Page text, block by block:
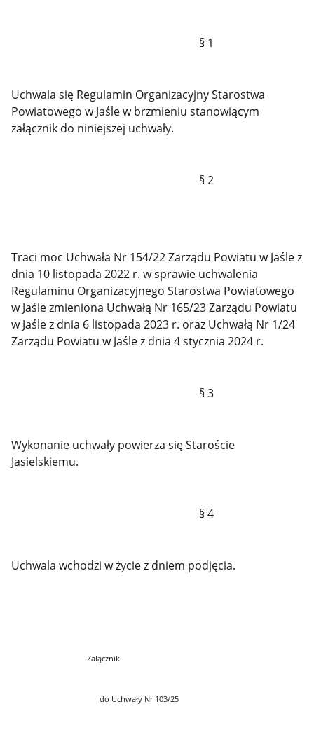
§ 1
Uchwala się Regulamin Organizacyjny Starostwa
Powiatowego w Jaśle w brzmieniu stanowiącym
załącznik do niniejszej uchwały.
§ 2
Traci moc Uchwała Nr 154/22 Zarządu Powiatu w Jaśle z
dnia 10 listopada 2022 r. w sprawie uchwalenia
Regulaminu Organizacyjnego Starostwa Powiatowego
w Jaśle zmieniona Uchwałą Nr 165/23 Zarządu Powiatu
w Jaśle z dnia 6 listopada 2023 r. oraz Uchwałą Nr 1/24
Zarządu Powiatu w Jaśle z dnia 4 stycznia 2024 r.
§ 3
Wykonanie uchwały powierza się Staroście
Jasielskiemu.
§ 4
Uchwala wchodzi w życie z dniem podjęcia.
Załącznik
do Uchwały Nr 103/25